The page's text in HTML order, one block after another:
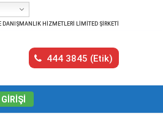
DANIŞMANLIK HİZMETLERİ LİMİTED ŞİRKETİ
444 3845 (Etik)